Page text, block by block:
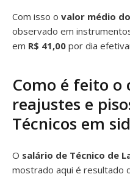
Com isso o valor médio
observado em
em R$ 41,00 por dia
Como é feito o
reajustes e
Técnicos em
O salário de Técnico de
mostrado aqui é resultado